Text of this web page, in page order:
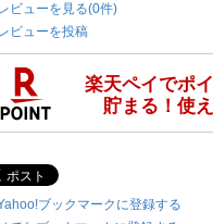
ビューを見る(0件)
ビューを投稿
ブックマークに登録する